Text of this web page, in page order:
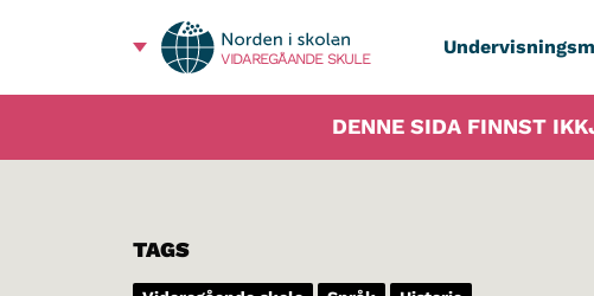
VIDAREGÅANDE SKULE
DENNE SIDA FINNST
TAGS